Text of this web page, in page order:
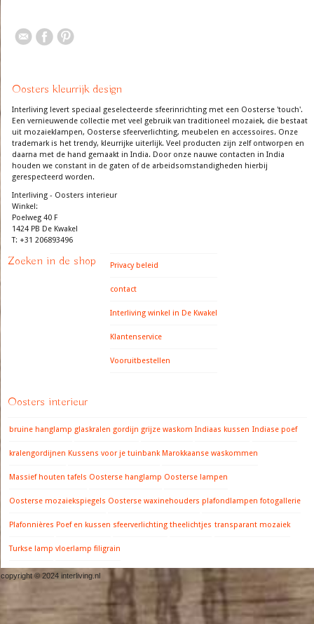
Oosters kleurrijk design
Interliving levert speciaal geselecteerde sfeerinrichting met een Oosterse 'touch'.
Een vernieuwende collectie met veel gebruik van traditioneel mozaiek, die bestaat
uit mozaieklampen, Oosterse sfeerverlichting, meubelen en accessoires. Onze
trademark is het trendy, kleurrijke uiterlijk. Veel producten zijn zelf ontworpen en
daarna met de hand gemaakt in India. Door onze nauwe contacten in India
houden we constant in de gaten of de arbeidsomstandigheden hierbij
gerespecteerd worden.
Interliving - Oosters interieur
Winkel:
Poelweg 40 F
1424 PB De Kwakel
T: +31 206893496
Zoeken in de shop Privacy beleid
contact
Interliving winkel in De Kwakel
Klantenservice
Vooruitbestellen
Oosters interieur
bruine hanglamp glaskralen gordijn grijze waskom Indiaas kussen Indiase poef
kralengordijnen Kussens voor je tuinbank Marokkaanse waskommen
Massief houten tafels Oosterse hanglamp Oosterse lampen
Oosterse mozaiekspiegels Oosterse waxinehouders plafondlampen fotogallerie
Plafonnières Poef en kussen sfeerverlichting theelichtjes transparant mozaiek
Turkse lamp vloerlamp filigrain
copyright © 2024 interliving.nl